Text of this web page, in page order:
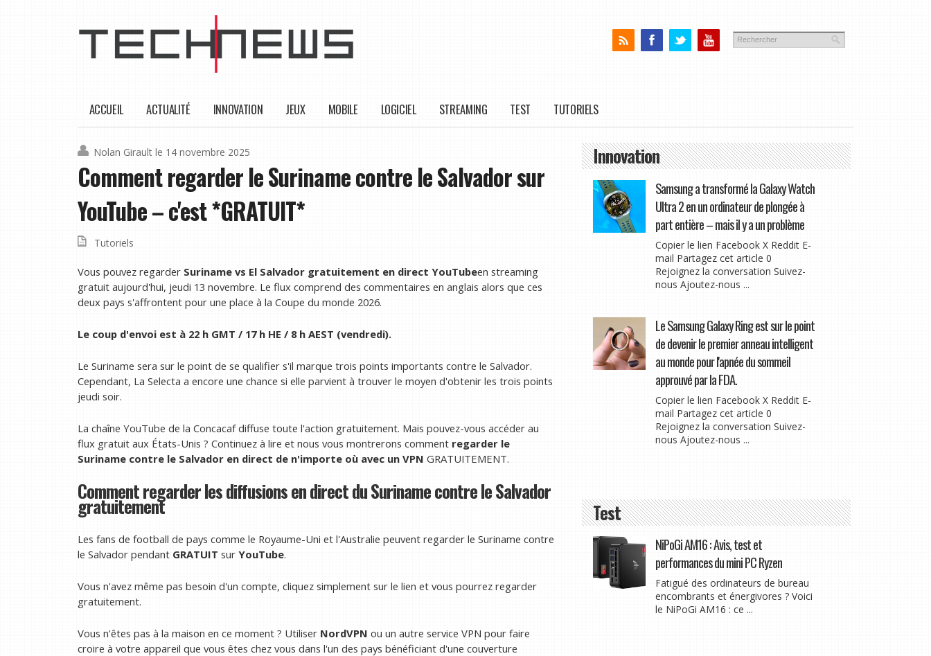
ACCUEIL ACTUALITÉ INNOVATION JEUX MOBILE LOGICIEL STREAMING TEST TUTORIELS
Nolan Girault le 14 novembre 2025
Comment regarder le Suriname contre le Salvador sur
YouTube – c'est *GRATUIT*
Tutoriels
Vous pouvez regarder Suriname vs El Salvador gratuitement en direct YouTubeen streaming
gratuit aujourd'hui, jeudi 13 novembre. Le flux comprend des commentaires en anglais alors que ces
deux pays s'affrontent pour une place à la Coupe du monde 2026.
Le coup d'envoi est à 22 h GMT / 17 h HE / 8 h AEST (vendredi).
Le Suriname sera sur le point de se qualifier s'il marque trois points importants contre le Salvador.
Cependant, La Selecta a encore une chance si elle parvient à trouver le moyen d'obtenir les trois points
jeudi soir.
La chaîne YouTube de la Concacaf diffuse toute l'action gratuitement. Mais pouvez-vous accéder au
flux gratuit aux États-Unis ? Continuez à lire et nous vous montrerons comment regarder le
Suriname contre le Salvador en direct de n'importe où avec un VPN GRATUITEMENT.
Comment regarder les diffusions en direct du Suriname contre le Salvador
gratuitement
Les fans de football de pays comme le Royaume-Uni et l'Australie peuvent regarder le Suriname contre
le Salvador pendant GRATUIT sur YouTube.
Vous n'avez même pas besoin d'un compte, cliquez simplement sur le lien et vous pourrez regarder
gratuitement.
Vous n'êtes pas à la maison en ce moment ? Utiliser NordVPN ou un autre service VPN pour faire
croire à votre appareil que vous êtes chez vous dans l'un des pays bénéficiant d'une couverture
Innovation
Samsung a transformé la Galaxy Watch
Ultra 2 en un ordinateur de plongée à
part entière – mais il y a un problème
Copier le lien Facebook X Reddit E-
mail Partagez cet article 0
Rejoignez la conversation Suivez-
nous Ajoutez-nous ...
Le Samsung Galaxy Ring est sur le point
de devenir le premier anneau intelligent
au monde pour l'apnée du sommeil
approuvé par la FDA.
Copier le lien Facebook X Reddit E-
mail Partagez cet article 0
Rejoignez la conversation Suivez-
nous Ajoutez-nous ...
Test
NiPoGi AM16 : Avis, test et
performances du mini PC Ryzen
Fatigué des ordinateurs de bureau
encombrants et énergivores ? Voici
le NiPoGi AM16 : ce ...